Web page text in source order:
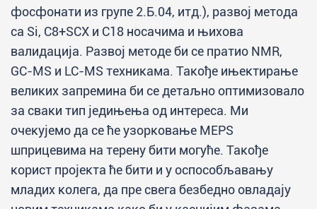
фосфонати из групе 2.Б.04, итд.), развој метода
са Si, C8+SCX и C18 носачима и њихова
валидација. Развој методе би се пратио NMR,
GC-MS и LC-MS техникама. Такође ињектирање
великих запремина би се детаљно оптимизовало
за сваки тип једињења од интереса. Ми
очекујемо да се ће узорковање MEPS
шприцевима на терену бити могуће. Такође
корист пројекта ће бити и у оспособљавању
младих колега, да пре свега безбедно овладају